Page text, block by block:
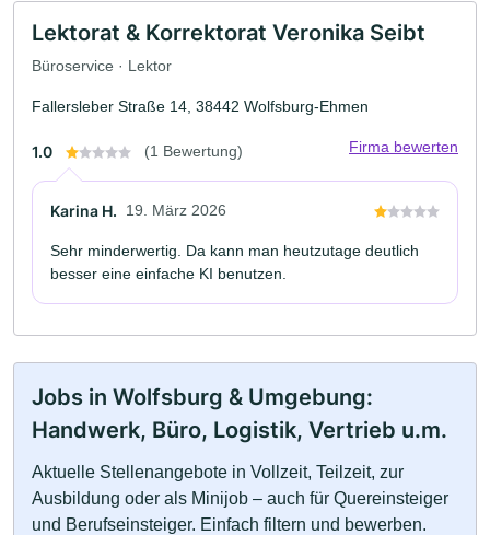
Lektorat & Korrektorat Veronika Seibt
Büroservice · Lektor
Fallersleber Straße 14, 38442 Wolfsburg-Ehmen
1.0 (1 Bewertung) Firma bewerten
Karina H. 19. März 2026
Sehr minderwertig. Da kann man heutzutage deutlich
besser eine einfache KI benutzen.
Jobs in Wolfsburg & Umgebung:
Handwerk, Büro, Logistik, Vertrieb u.m.
Aktuelle Stellenangebote in Vollzeit, Teilzeit, zur
Ausbildung oder als Minijob – auch für Quereinsteiger
und Berufseinsteiger. Einfach filtern und bewerben.